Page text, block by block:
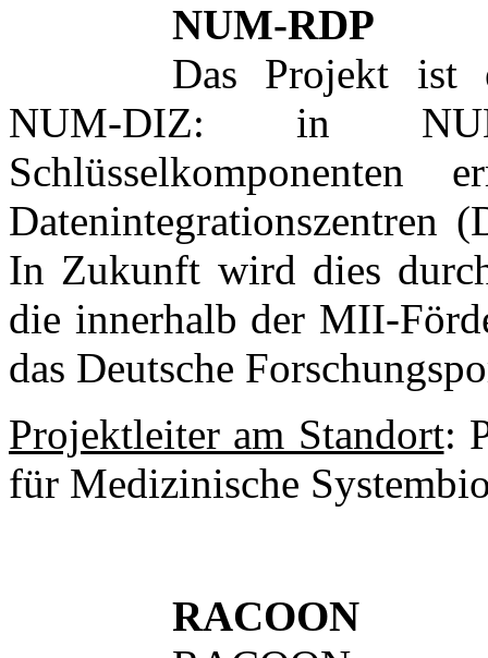
NUM-RDP
Das Projekt ist
NUM-DIZ: in
Datenintegrationszentren
In Zukunft wird dies
die innerhalb der MII-
das Deutsche
Projektleiter am Standort:
für Medizinische
RACOON